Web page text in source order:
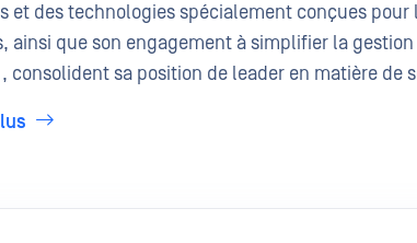
et des technologies spécialement conçues
ainsi que son engagement à simplifier la
, consolident sa position de leader en matière de